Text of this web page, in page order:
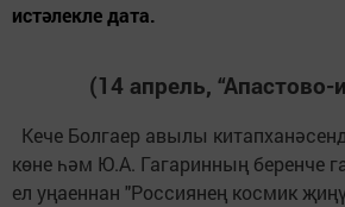
истәлекле дата.
(14 апрель,
Кече Болгаер авылы
көне һәм Ю.А. Гагаринның беренче
ел уңаеннан "Россиянең космик